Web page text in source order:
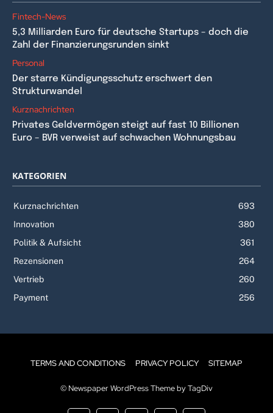
Fintech-News
5,3 Milliarden Euro für deutsche Startups – doch die
Zahl der Finanzierungsrunden sinkt
Personal
Der starre Kündigungsschutz erschwert den
Strukturwandel
Kurznachrichten
Privates Geldvermögen steigt auf fast 10 Billionen
Euro – BVR verweist auf schwachen Wohnungsbau
KATEGORIEN
Kurznachrichten
693
Innovation
380
Politik & Aufsicht
361
Rezensionen
264
Vertrieb
260
Payment
256
TERMS AND CONDITIONS PRIVACY POLICY SITEMAP
© Newspaper WordPress Theme by TagDiv